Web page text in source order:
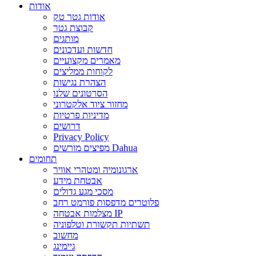
אודות
אודות גטר טק
קבוצת גטר
מותגים
חדשות ועדכונים
מאמרים מקצועיים
לקוחות ממליצים
הצהרת נגישות
הסרטונים שלנו
מחזור ציוד אלקטרוני
מדיניות פרטיות
דרושים
Privacy Policy
מפיצים מורשים Dahua
תחומים
ארגונומיה ומטהרי אוויר
אבטחת מידע
מסכי מגע גדולים
פלוטרים מדפסות פורמט רחב
מצלמות אבטחה IP
תשתיות תקשורת וטלפוניה
מחשוב
גיימינג